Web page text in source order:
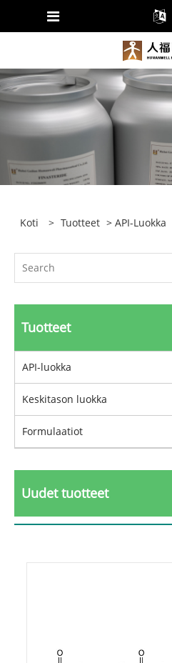
Koti > Tuotteet >API-Luokka
Tuotteet
API-luokka
Keskitason luokka
Formulaatiot
Uudet tuotteet